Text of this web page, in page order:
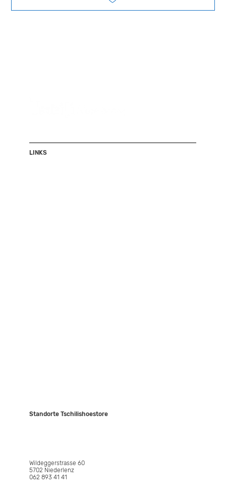
Standorte Tschilishoestore
LINKS
Wildeggerstrasse 60
5702 Niederlenz
062 893 41 41